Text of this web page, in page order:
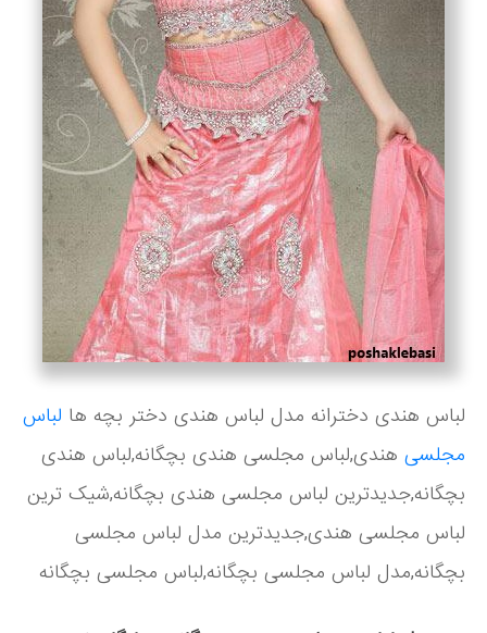
لباس هندی دخترانه مدل لباس هندی دختر بچه ها لباس
مجلسی هندی,لباس مجلسی هندی بچگانه,لباس هندی
بچگانه,جدیدترین لباس مجلسی هندی بچگانه,شیک ترین
لباس مجلسی هندی,جدیدترین مدل لباس مجلسی
بچگانه,مدل لباس مجلسی بچگانه,لباس مجلسی بچگانه